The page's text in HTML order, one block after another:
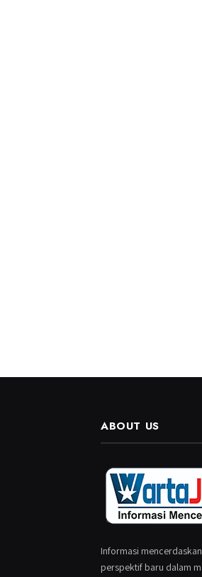
ABOUT US
Informasi
perspektif baru dalam